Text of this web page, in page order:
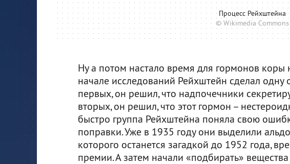
Процесс Рейхштейна
© Wikimedia Commons
Ну а потом настало время для гормонов коры
начале исследований Рейхштейн сделал одну
первых, он решил, что надпочечники
вторых, он решил, что этот гормон –
быстро группа Рейхштейна поняла свою
поправки. Уже в 1935 году они выделили
которого останется загадкой до 1952 года,
премии. А затем начали «подбирать» вещества